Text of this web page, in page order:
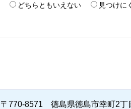
どちらともいえない 見つけに
〒770-8571 徳島県徳島市幸町2丁